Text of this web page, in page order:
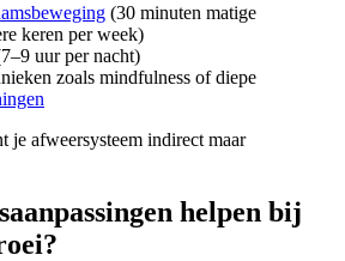
(30 minuten matige
keren per week)
uur per nacht)
zoals mindfulness of diepe
je afweersysteem indirect maar
helpen bij